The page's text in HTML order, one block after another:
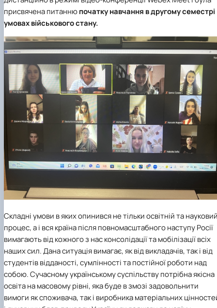
клуб»
Науковий гурток «Філософські проблеми
міжособистісної та міжгрупової комунікаці…
Науковий гурток «Історія держави і права
присвячена питаннюпочатку навчання в другому семестрі
умовах військового стану.
Складні умови в яких опинився не тільки освітній та
процес, а і вся країна після повномасштабного наступу Росії
вимагають від кожного з нас консолідації та мобілізації всіх
наших сил. Дана ситуація вимагає, як від викладачів, так і від
студентів відданості, сумлінності та постійної роботи над
собою. Сучасному українському суспільству потрібна якісна
освіта на масовому рівні, яка буде в змозі задовольнити
вимоги як споживача, так і виробника матеріальних